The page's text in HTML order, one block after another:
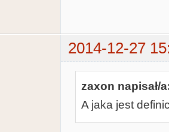
2014-12-27
zaxon napisał/
A jaka jest